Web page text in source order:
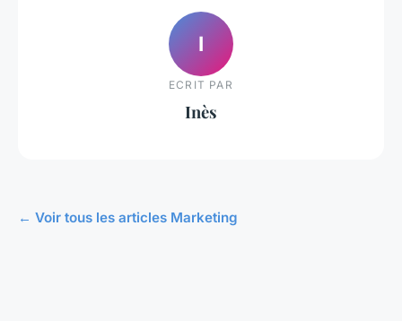
I
ECRIT PAR
Inès
← Voir tous les articles Marketing